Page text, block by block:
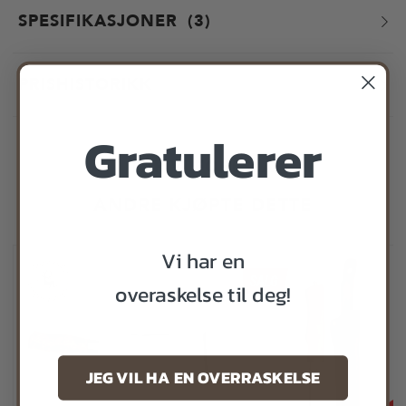
SPESIFIKASJONER 3
FÅR VI FORESLÅ
Gratulerer
Vi har en
overaskelse til deg!
JEG VIL HA EN OVERRASKELSE